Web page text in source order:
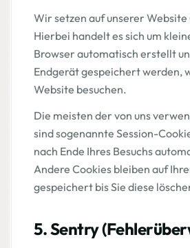
Wir setzen auf unserer Website
Hierbei handelt es sich um
Browser automatisch erstellt
Endgerät gespeichert werden,
Website besuchen.
Die meisten der von uns
sind sogenannte Session-
nach Ende Ihres Besuchs
Andere Cookies bleiben auf
gespeichert bis Sie diese
5. Sentry